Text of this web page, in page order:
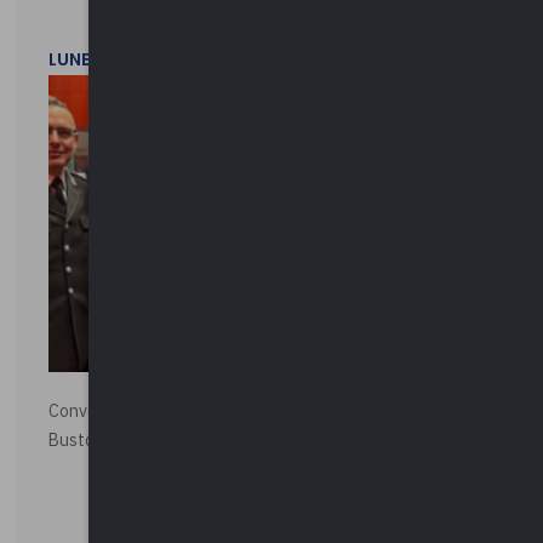
LUNEDì 1 DICEMBRE 2025
Convegno “La Polizia Locale per la sicurezza della città”,
Busto Arsizio